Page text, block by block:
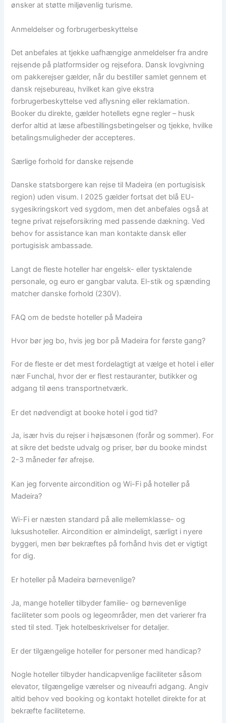
ønsker at støtte miljøvenlig turisme.
Anmeldelser og forbrugerbeskyttelse
Det anbefales at tjekke uafhængige anmeldelser fra andre
rejsende på platformsider og rejsefora. Dansk lovgivning
om pakkerejser gælder, når du bestiller samlet gennem et
dansk rejsebureau, hvilket kan give ekstra
forbrugerbeskyttelse ved aflysning eller reklamation.
Booker du direkte, gælder hotellets egne regler – husk
derfor altid at læse afbestillingsbetingelser og tjekke, hvilke
betalingsmuligheder der accepteres.
Særlige forhold for danske rejsende
Danske statsborgere kan rejse til Madeira (en portugisisk
region) uden visum. I 2025 gælder fortsat det blå EU-
sygesikringskort ved sygdom, men det anbefales også at
tegne privat rejseforsikring med passende dækning. Ved
behov for assistance kan man kontakte dansk eller
portugisisk ambassade.
Langt de fleste hoteller har engelsk- eller tysktalende
personale, og euro er gangbar valuta. El-stik og spænding
matcher danske forhold (230V).
FAQ om de bedste hoteller på Madeira
Hvor bør jeg bo, hvis jeg bor på Madeira for første gang?
For de fleste er det mest fordelagtigt at vælge et hotel i eller
nær Funchal, hvor der er flest restauranter, butikker og
adgang til øens transportnetværk.
Er det nødvendigt at booke hotel i god tid?
Ja, især hvis du rejser i højsæsonen (forår og sommer). For
at sikre det bedste udvalg og priser, bør du booke mindst
2-3 måneder før afrejse.
Kan jeg forvente aircondition og Wi-Fi på hoteller på
Madeira?
Wi-Fi er næsten standard på alle mellemklasse- og
luksushoteller. Aircondition er almindeligt, særligt i nyere
byggeri, men bør bekræftes på forhånd hvis det er vigtigt
for dig.
Er hoteller på Madeira børnevenlige?
Ja, mange hoteller tilbyder familie- og børnevenlige
faciliteter som pools og legeområder, men det varierer fra
sted til sted. Tjek hotelbeskrivelser for detaljer.
Er der tilgængelige hoteller for personer med handicap?
Nogle hoteller tilbyder handicapvenlige faciliteter såsom
elevator, tilgængelige værelser og niveaufri adgang. Angiv
altid behov ved booking og kontakt hotellet direkte for at
bekræfte faciliteterne.